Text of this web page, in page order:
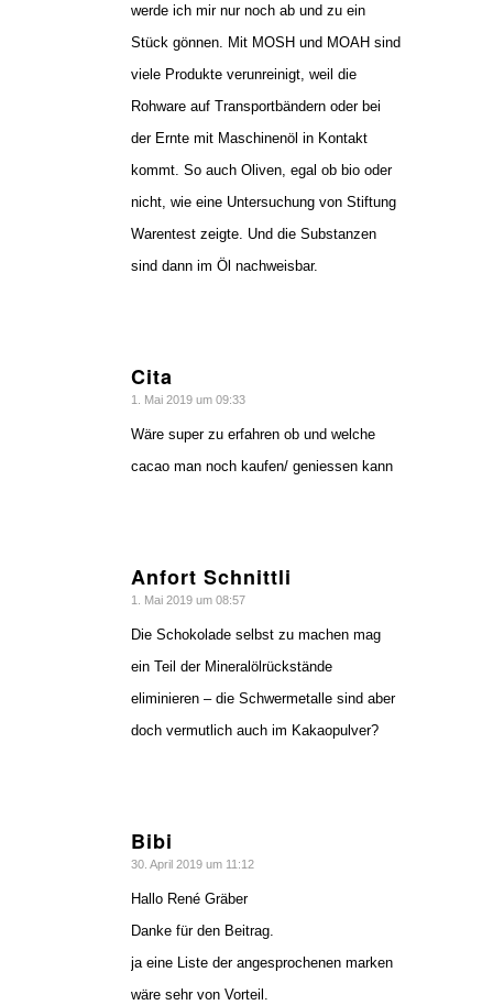
werde ich mir nur noch ab und zu ein
Stück gönnen. Mit MOSH und MOAH sind
viele Produkte verunreinigt, weil die
Rohware auf Transportbändern oder bei
der Ernte mit Maschinenöl in Kontakt
kommt. So auch Oliven, egal ob bio oder
nicht, wie eine Untersuchung von Stiftung
Warentest zeigte. Und die Substanzen
sind dann im Öl nachweisbar.
Cita
sagte:
1. Mai 2019 um 09:33
Wäre super zu erfahren ob und welche
cacao man noch kaufen/ geniessen kann
Anfort Schnittli
sagte:
1. Mai 2019 um 08:57
Die Schokolade selbst zu machen mag
ein Teil der Mineralölrückstände
eliminieren – die Schwermetalle sind aber
doch vermutlich auch im Kakaopulver?
Bibi
sagte:
30. April 2019 um 11:12
Hallo René Gräber
Danke für den Beitrag.
ja eine Liste der angesprochenen marken
wäre sehr von Vorteil.